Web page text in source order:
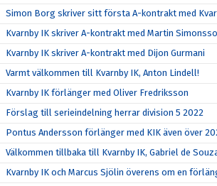
Simon Borg skriver sitt första A-kontrakt med
Kvarnby IK skriver A-kontrakt med Martin
Kvarnby IK skriver A-kontrakt med Dijon Gurmani
Varmt välkommen till Kvarnby IK, Anton Lindell!
Kvarnby IK förlänger med Oliver Fredriksson
Förslag till serieindelning herrar division 5 2022
Pontus Andersson förlänger med KIK även över
Välkommen tillbaka till Kvarnby IK, Gabriel de
Kvarnby IK och Marcus Sjölin överens om en